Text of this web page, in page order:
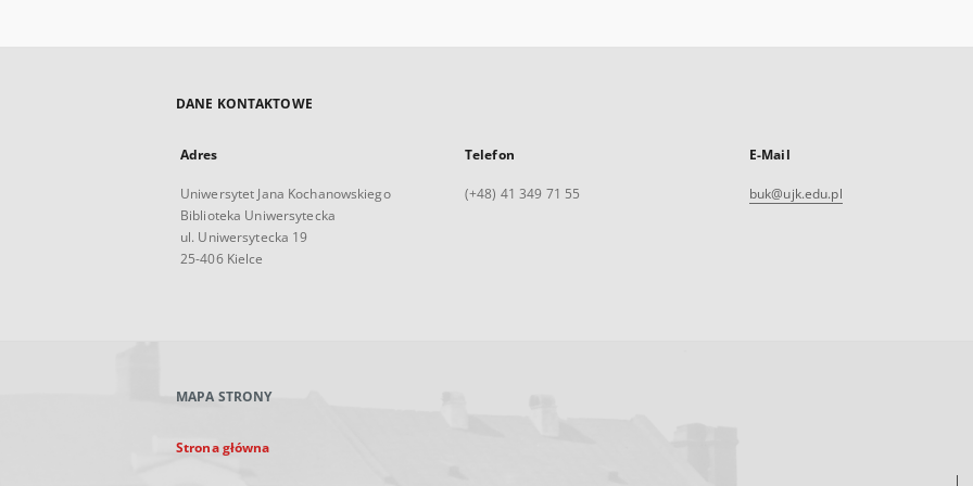
DANE KONTAKTOWE
Adres
Uniwersytet Jana Kochanowskiego
Biblioteka Uniwersytecka
ul. Uniwersytecka 19
25-406 Kielce
Telefon
(+48) 41 349 71 55
E-Mail
buk@ujk.edu.pl
MAPA STRONY
Strona główna